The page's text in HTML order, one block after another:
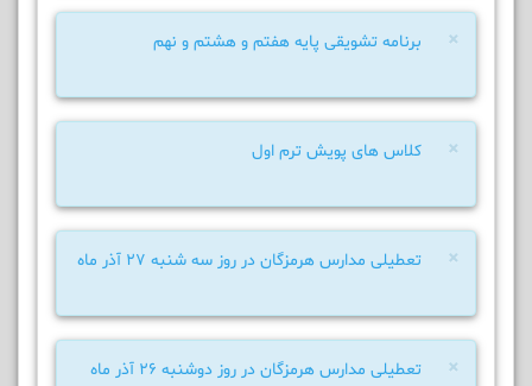
× برنامه تشویقی پایه هفتم و هشتم و نهم
× کلاس های پویش ترم اول
× تعطیلی مدارس هرمزگان در روز سه شنبه ۲۷ آذر ماه
× تعطیلی مدارس هرمزگان در روز دوشنبه ۲۶ آذر ماه